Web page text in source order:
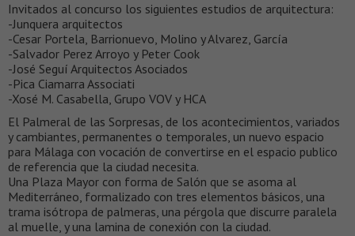
Invitados al concurso los siguientes estudios de arquitectura:
-Junquera arquitectos
-Cesar Portela, Barrionuevo, Molino y Alvarez, García
-Salvador Perez Arroyo y Peter Cook
-José Seguí Arquitectos Asociados
-Pica Ciamarra Associati
-Xosé M. Casabella, Grupo VOV y HCA
El Palmeral de las Sorpresas, de los acontecimientos, variados
y cambiantes, permanentes o temporales, un nuevo espacio
para Málaga con vocación de convertirse en el espacio publico
de referencia que la ciudad necesita.
Una Plaza Mayor con forma de Salón que se asoma al
Mediterráneo, formalizado con tres elementos básicos, una
trama isótropa de palmeras, una pérgola que discurre paralela
al muelle, y una lamina de conexión con la ciudad.